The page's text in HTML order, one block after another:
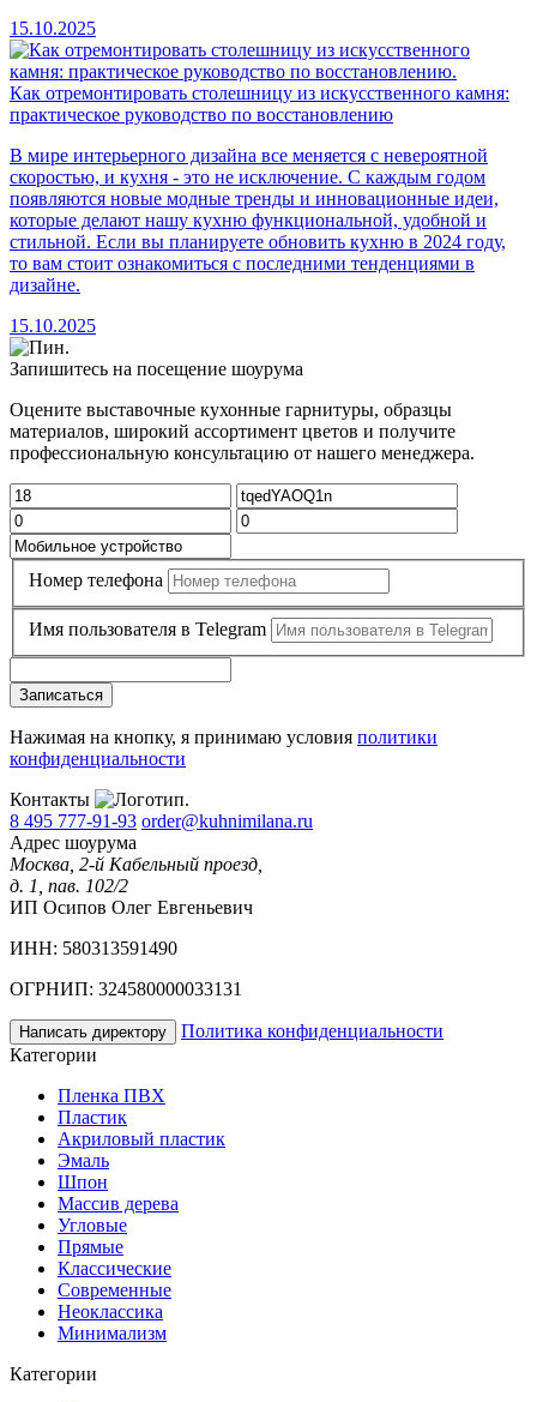
15.10.2025
Как отремонтировать столешницу из искусственного камня:
практическое руководство по восстановлению
В мире интерьерного дизайна все меняется с невероятной
скоростью, и кухня - это не исключение. С каждым годом
появляются новые модные тренды и инновационные идеи,
которые делают нашу кухню функциональной, удобной и
стильной. Если вы планируете обновить кухню в 2024 году,
то вам стоит ознакомиться с последними тенденциями в
дизайне.
15.10.2025
Запишитесь на посещение шоурума
Оцените выставочные кухонные гарнитуры, образцы
материалов, широкий ассортимент цветов и получите
профессиональную консультацию от нашего менеджера.
Номер телефона
Имя пользователя в Telegram
Записаться
Нажимая на кнопку, я принимаю условия политики
конфиденциальности
Контакты
8 495 777-91-93 order@kuhnimilana.ru
Адрес шоурума
Москва, 2-й Кабельный проезд,
д. 1, пав. 102/2
ИП Осипов Олег Евгеньевич
ИНН: 580313591490
ОГРНИП: 324580000033131
Написать директору
Политика конфиденциальности
Категории
Пленка ПВХ
Пластик
Акриловый пластик
Эмаль
Шпон
Массив дерева
Угловые
Прямые
Классические
Современные
Неоклассика
Минимализм
Категории